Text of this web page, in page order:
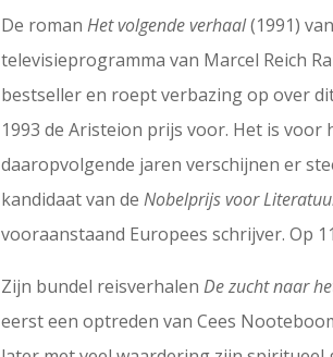
De romanHet volgende verhaal(1991)
televisieprogramma van Marcel Reich
bestseller en roept verbazing op over
1993 de Aristeion prijs voor. Het is
daaropvolgende jaren verschijnen er
kandidaat van deNobelprijs voor
vooraanstaand Europees schrijver. Op
Zijn bundel reisverhalenDe zucht naar
eerst een optreden van Cees